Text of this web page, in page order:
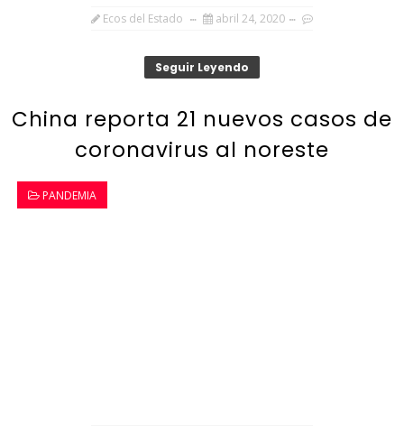
Ecos del Estado abril 24, 2020
Seguir Leyendo
China reporta 21 nuevos casos de
coronavirus al noreste
PANDEMIA